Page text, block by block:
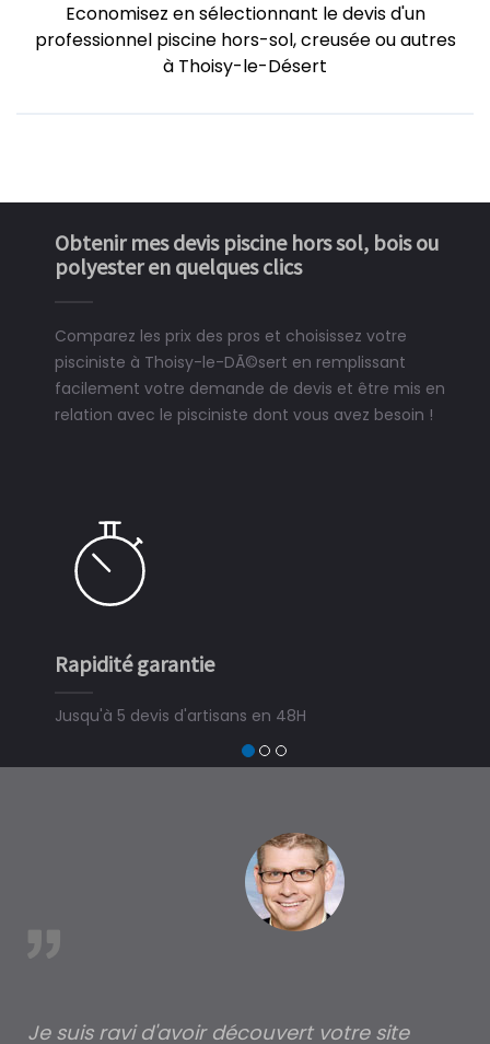
Economisez en sélectionnant le devis d'un
professionnel piscine hors-sol, creusée ou autres
à Thoisy-le-Désert
Obtenir mes devis piscine hors sol, bois ou
polyester en quelques clics
Comparez les prix des pros et choisissez votre
pisciniste à Thoisy-le-DÃ©sert en remplissant
facilement votre demande de devis et être mis en
relation avec le pisciniste dont vous avez besoin !
Rapidité garantie
Jusqu'à 5 devis d'artisans en 48H
trouver
Je suis ravi d'avoir découvert votre site